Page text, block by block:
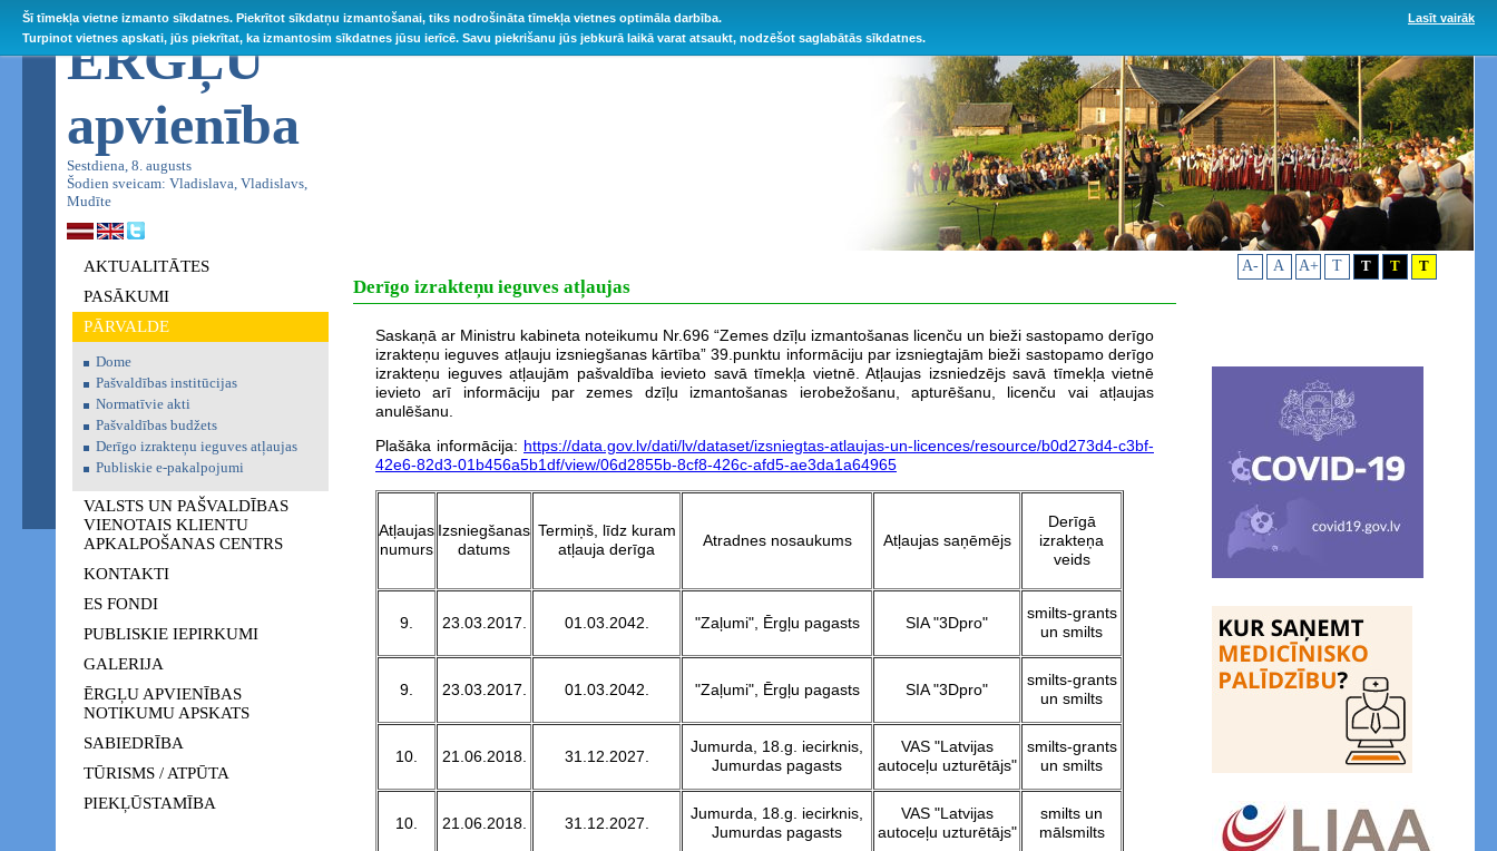
Šī tīmekļa vietne izmanto sīkdatnes. Piekrītot sīkdatņu izmantošanai, tiks nodrošināta tīmekļa vietnes optimāla darbība.
Turpinot vietnes apskati, jūs piekrītat, ka izmantosim sīkdatnes jūsu ierīcē. Savu piekrišanu jūs jebkurā laikā varat atsaukt, nodzēšot saglabātās sīkdatnes.
Lasīt vairāk
ĒRGĻU
apvienība
Sestdiena, 8. augusts
Šodien sveicam: Vladislava, Vladislavs,
Mudīte
AKTUALITĀTES
PASĀKUMI
PĀRVALDE
Dome
Pašvaldības institūcijas
Normatīvie akti
Pašvaldības budžets
Derīgo izrakteņu ieguves atļaujas
Publiskie e-pakalpojumi
VALSTS UN PAŠVALDĪBAS
VIENOTAIS KLIENTU
APKALPOŠANAS CENTRS
KONTAKTI
ES FONDI
PUBLISKIE IEPIRKUMI
GALERIJA
ĒRGĻU APVIENĪBAS
NOTIKUMU APSKATS
SABIEDRĪBA
TŪRISMS / ATPŪTA
PIEKĻŪSTAMĪBA
Derīgo izrakteņu ieguves atļaujas
Saskaņā ar Ministru kabineta noteikumu Nr.696 “Zemes dzīļu izmantošanas licenču un bieži sastopamo derīgo
izrakteņu ieguves atļauju izsniegšanas kārtība” 39.punktu informāciju par izsniegtajām bieži sastopamo derīgo
izrakteņu ieguves atļaujām pašvaldība ievieto savā tīmekļa vietnē. Atļaujas izsniedzējs savā tīmekļa vietnē
ievieto arī informāciju par zemes dzīļu izmantošanas ierobežošanu, apturēšanu, licenču vai atļaujas
anulēšanu.
Plašāka informācija: https://data.gov.lv/dati/lv/dataset/izsniegtas-atlaujas-un-licences/resource/b0d273d4-c3bf-
42e6-82d3-01b456a5b1df/view/06d2855b-8cf8-426c-afd5-ae3da1a64965
Atļaujas
numurs
Izsniegšanas
datums
Termiņš, līdz kuram
atļauja derīga
Atradnes nosaukums Atļaujas saņēmējs
Derīgā
izrakteņa
veids
9. 23.03.2017. 01.03.2042. "Zaļumi", Ērgļu pagasts SIA "3Dpro"
smilts-grants
un smilts
9. 23.03.2017. 01.03.2042. "Zaļumi", Ērgļu pagasts SIA "3Dpro"
smilts-grants
un smilts
10. 21.06.2018. 31.12.2027.
Jumurda, 18.g. iecirknis,
Jumurdas pagasts
VAS "Latvijas
autoceļu uzturētājs"
smilts-grants
un smilts
10. 21.06.2018. 31.12.2027.
Jumurda, 18.g. iecirknis,
Jumurdas pagasts
VAS "Latvijas
autoceļu uzturētājs"
smilts un
mālsmilts
A- A A+ T T T T